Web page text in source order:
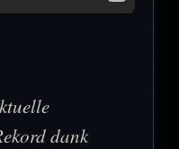
dank